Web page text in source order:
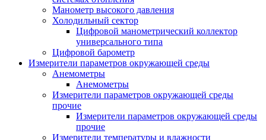
Манометр высокого давления
Холодильный сектор
Цифровой манометрический коллектор
универсального типа
Цифровой барометр
Измерители параметров окружающей среды
Анемометры
Анемометры
Измерители параметров окружающей среды
прочие
Измерители параметров окружающей среды
прочие
Измерители температуры и влажности